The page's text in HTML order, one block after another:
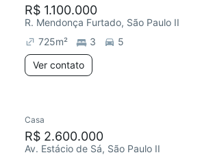
R$ 1.100.000
R. Mendonça Furtado, São Paulo II
725m² 3
5
Ver contato
Casa
R$ 2.600.000
Av. Estácio de Sá, São Paulo II